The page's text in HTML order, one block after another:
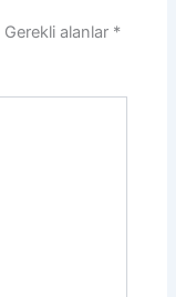
Gerekli alanlar *